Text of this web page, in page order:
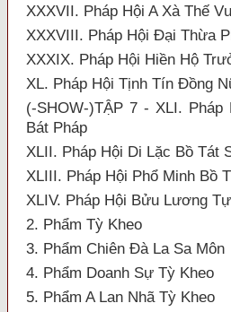
XXXVII. Pháp Hội A Xà Thế
XXXVIII. Pháp Hội Đại Thừa
XXXIX. Pháp Hội Hiền Hộ
XL. Pháp Hội Tịnh Tín Đồng
(-SHOW-)TẬP 7 - XLI.
Bát Pháp
XLII. Pháp Hội Di Lặc Bồ Tát
XLIII. Pháp Hội Phổ Minh Bồ
XLIV. Pháp Hội Bửu Lương
2. Phẩm Tỳ Kheo
3. Phẩm Chiên Đà La Sa Môn
4. Phẩm Doanh Sự Tỳ Kheo
5. Phẩm A Lan Nhã Tỳ Kheo